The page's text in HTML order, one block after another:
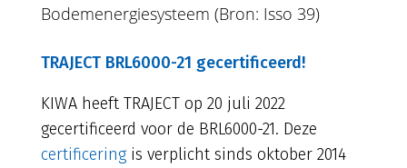
TRAJECT BRL6000-21 gecertificeerd!
KIWA heeft TRAJECT op 20 juli 2022
gecertificeerd voor de BRL6000-21. Deze
certificering is verplicht sinds oktober 2014